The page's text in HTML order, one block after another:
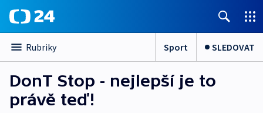
Rubriky Sport SLEDOVAT
DonT Stop - nejlepší je to
právě teď!